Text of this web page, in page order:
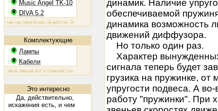
Music Angel TK-10
DIVA 5.2
система Music Angel One: 20 - 100 Вт, 38 Гц - 30 кГц, 86 Дб/Вт/м Акустическая система Music Angel
Комплектующие
Лампы
Кабели
Voltage 6.3 V Filament Current 1.6 A Plate Voltage (max) 800 V Plate Current (max) 230 mA Plate
Это интересно
Да, действительно,
искажения есть, и чем
динамик. Наличие
обеспечиваемой
динамика возможность
движений диффузора.
Но только один раз.
Характер
сигнала теперь будет
грузика на пружинке,
упругости подвеса. А
работу "пружинки". При